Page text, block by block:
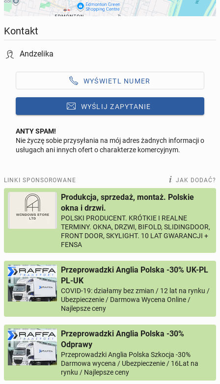
Kontakt
Andzelika
WYŚWIETL NUMER
WYŚLIJ ZAPYTANIE
Odpowiedz na ofertę tego ogłoszenia
Imię i nazwisko
Twój email
Twój telefon
Numer telefon wg wzoru NR KIERUNKOWY KRAJU NR TELEFONU
+44 7123456789 lub +48 221234567
Pytanie aktywujące
ANTY SPAM!
Nie życzę sobie przysyłania na mój adres żadnych informacji o
usługach ani innych ofert o charakterze komercyjnym.
LINKI SPONSOROWANE JAK DODAĆ?
Produkcja, sprzedaż, montaż. Polskie
okna i drzwi.
POLSKI PRODUCENT. KRÓTKIE I REALNE
TERMINY. OKNA, DRZWI, BIFOLD, SLIDINGDOOR,
FRONT DOOR, SKYLIGHT. 10 LAT GWARANCJI +
FENSA
Przeprowadzki Anglia Polska -30% UK-PL
PL-UK
COVID-19: działamy bez zmian / 12 lat na rynku /
Ubezpieczenie / Darmowa Wycena Online /
Najlepsze ceny
Przeprowadzki Anglia Polska -30%
Odprawy
Przeprowadzki Anglia Polska Szkocja -30%
Darmowa wycena / Ubezpieczenie / 16Lat na
rynku / Najlepsze ceny